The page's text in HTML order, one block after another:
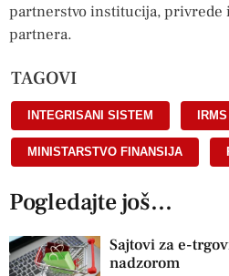
partnerstvo institucija, privrede
partnera.
TAGOVI
INTEGRISANI SISTEM IRMS
MINISTARSTVO FINANSIJA
Pogledajte još...
Sajtovi za e-
nadzorom